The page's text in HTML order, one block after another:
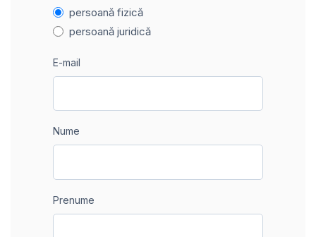
persoană fizică
persoană juridică
E-mail
Nume
Prenume